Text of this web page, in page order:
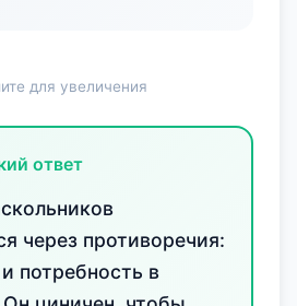
для увеличения
ответ
через противоречия:
потребность в